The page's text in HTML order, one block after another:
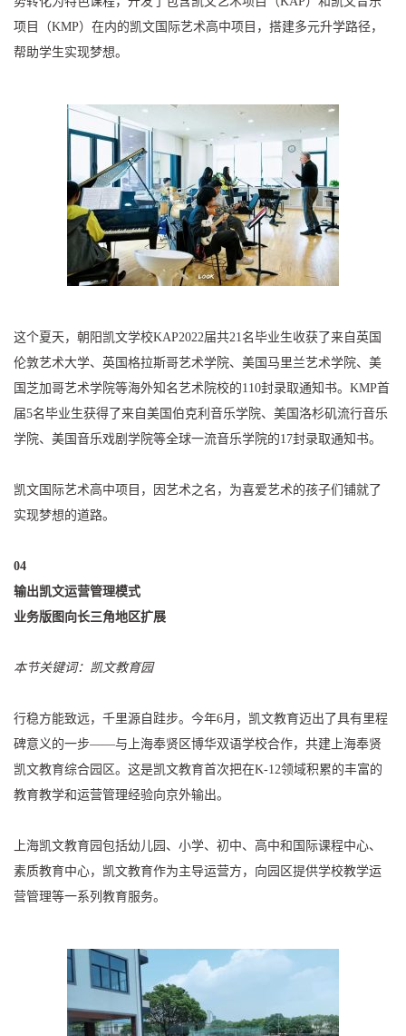
项目（KMP）在内的凯文国际艺术高中项目，搭建多元升学路径，
帮助学生实现梦想。
这个夏天，朝阳凯文学校KAP2022届共21名毕业生收获了来自英国
伦敦艺术大学、英国格拉斯哥艺术学院、美国马里兰艺术学院、美
国芝加哥艺术学院等海外知名艺术院校的110封录取通知书。KMP首
届5名毕业生获得了来自美国伯克利音乐学院、美国洛杉矶流行音乐
学院、美国音乐戏剧学院等全球一流音乐学院的17封录取通知书。
凯文国际艺术高中项目，因艺术之名，为喜爱艺术的孩子们铺就了
实现梦想的道路。
04
输出凯文运营管理模式
业务版图向长三角地区扩展
本节关键词：凯文教育园
行稳方能致远，千里源自跬步。今年6月，凯文教育迈出了具有里程
碑意义的一步——与上海奉贤区博华双语学校合作，共建上海奉贤
凯文教育综合园区。这是凯文教育首次把在K-12领域积累的丰富的
教育教学和运营管理经验向京外输出。
上海凯文教育园包括幼儿园、小学、初中、高中和国际课程中心、
素质教育中心，凯文教育作为主导运营方，向园区提供学校教学运
营管理等一系列教育服务。